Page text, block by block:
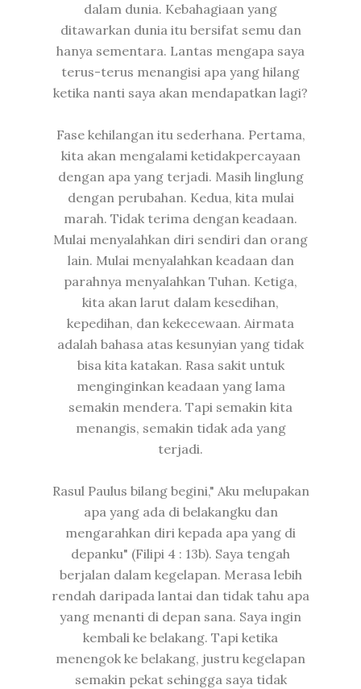
dalam dunia. Kebahagiaan yang
ditawarkan dunia itu bersifat semu dan
hanya sementara. Lantas mengapa saya
terus-terus menangisi apa yang hilang
ketika nanti saya akan mendapatkan lagi?
Fase kehilangan itu sederhana. Pertama,
kita akan mengalami ketidakpercayaan
dengan apa yang terjadi. Masih linglung
dengan perubahan. Kedua, kita mulai
marah. Tidak terima dengan keadaan.
Mulai menyalahkan diri sendiri dan orang
lain. Mulai menyalahkan keadaan dan
parahnya menyalahkan Tuhan. Ketiga,
kita akan larut dalam kesedihan,
kepedihan, dan kekecewaan. Airmata
adalah bahasa atas kesunyian yang tidak
bisa kita katakan. Rasa sakit untuk
menginginkan keadaan yang lama
semakin mendera. Tapi semakin kita
menangis, semakin tidak ada yang
terjadi.
Rasul Paulus bilang begini," Aku melupakan
apa yang ada di belakangku dan
mengarahkan diri kepada apa yang di
depanku" (Filipi 4 : 13b). Saya tengah
berjalan dalam kegelapan. Merasa lebih
rendah daripada lantai dan tidak tahu apa
yang menanti di depan sana. Saya ingin
kembali ke belakang. Tapi ketika
menengok ke belakang, justru kegelapan
semakin pekat sehingga saya tidak